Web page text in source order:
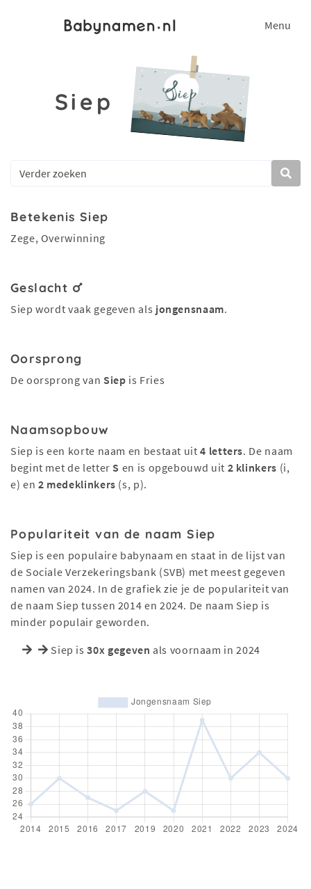
Menu
Siep
Betekenis Siep
Zege, Overwinning
Geslacht
Siep wordt vaak gegeven als jongensnaam.
Oorsprong
De oorsprong van Siep is Fries
Naamsopbouw
Siep is een korte naam en bestaat uit4 letters. De naam
begint met de letter S en is opgebouwd uit 2 klinkers (i,
e) en 2 medeklinkers (s, p).
Populariteit van de naam Siep
Siep is een populaire babynaam en staat in de lijst van
de Sociale Verzekeringsbank (SVB) met meest gegeven
namen van 2024. In de grafiek zie je de populariteit van
de naam Siep tussen 2014 en 2024. De naam Siep is
minder populair geworden.
Siep is30x gegeven als voornaam in 2024